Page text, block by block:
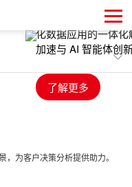
多模态数据治理、场景
慧管理提效、智慧科研
量发展。
为客户决策分析提供助力。